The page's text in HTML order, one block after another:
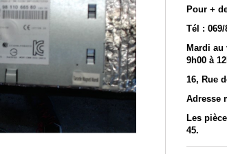
Pour +
Tél : 069/
Mardi au
9h00 à
16, Rue
Adresse
Les
45.